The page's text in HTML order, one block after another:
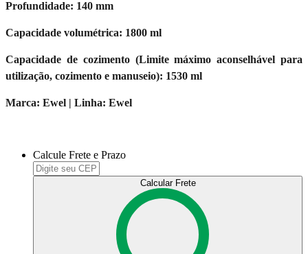
Profundidade: 140 mm
Capacidade volumétrica: 1800 ml
Capacidade de cozimento (Limite máximo aconselhável para
utilização, cozimento e manuseio): 1530 ml
Marca: Ewel | Linha: Ewel
Calcule Frete e Prazo
Calcular Frete